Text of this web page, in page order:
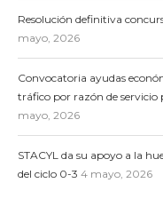
Resolución definitiva
mayo, 2026
Convocatoria ayudas
tráfico por razón de servicio
mayo, 2026
STACYL da su apoyo a la
del ciclo 0-3 4 mayo, 2026